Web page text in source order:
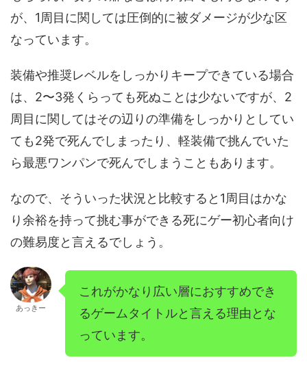
が、1周目に関しては圧倒的に被ダメージが少な区
なっています。
装備や推奨レベルをしっかりキープできている場合
は、2〜3発くらっても死ぬことは少ないですが、2
周目に関してはその辺りの準備をしっかりとしてい
ても2発で死んでしまったり、軽装備で挑んでいた
ら最悪ワンパンで死んでしまうこともあります。
なので、そういった状況と比較すると1周目はかな
り余裕を持って挑む事ができる死にゲー初心者向け
の難易度と言えるでしょう。
あっきー
これがかなり広い層におすすめでき
るゲームタイトルと言える理由とな
っています。